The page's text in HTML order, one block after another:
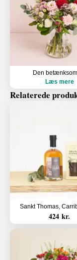
Den
Læs mere
Relaterede
424 kr.